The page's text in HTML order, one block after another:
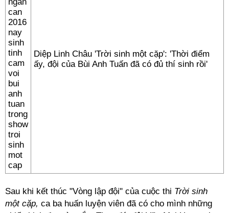
Diệp Linh Châu 'Trời sinh một cặp': 'Thời điểm
ấy, đội của Bùi Anh Tuấn đã có đủ thí sinh rồi'
Sau khi kết thúc "Vòng lập đội" của cuộc thi Trời sinh
một cặp, ca ba huấn luyện viên đã có cho mình những